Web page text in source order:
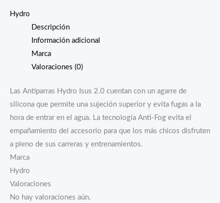
Hydro
Descripción
Información adicional
Marca
Valoraciones (0)
Las Antiparras Hydro Isus 2.0 cuentan con un agarre de
silicona que permite una sujeción superior y evita fugas a la
hora de entrar en el agua. La tecnología Anti-Fog evita el
empañamiento del accesorio para que los más chicos disfruten
a pleno de sus carreras y entrenamientos.
Marca
Hydro
Valoraciones
No hay valoraciones aún.